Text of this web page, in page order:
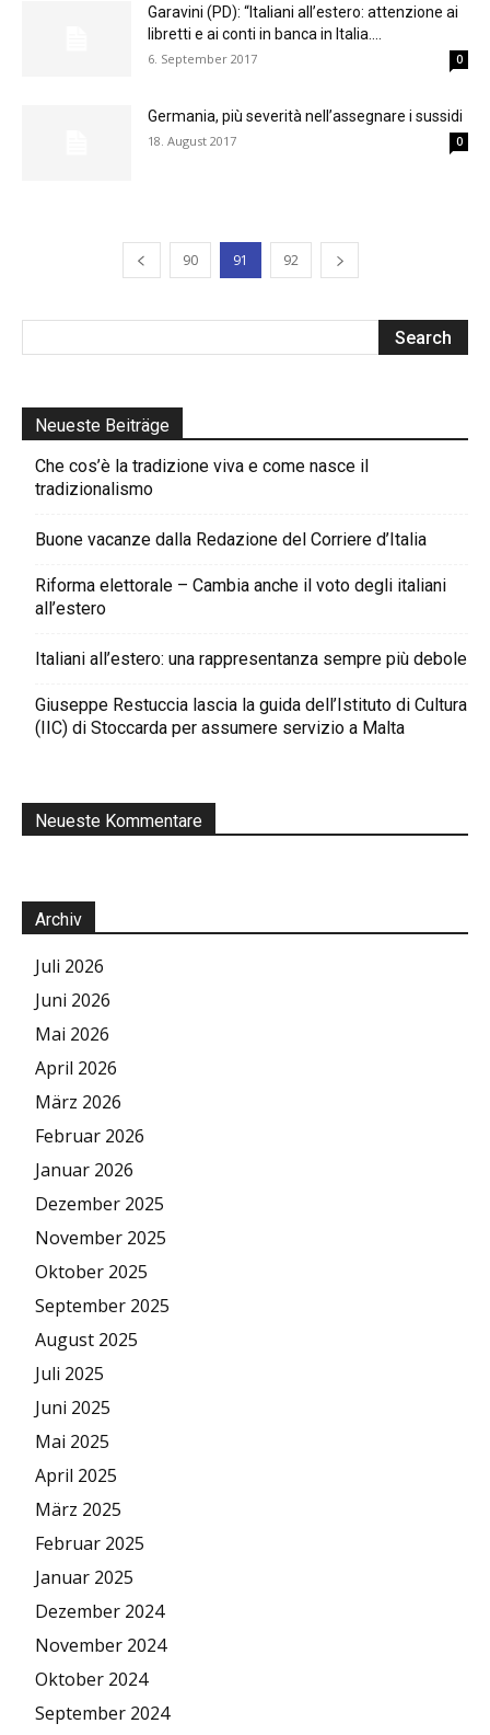
Garavini (PD): “Italiani all’estero: attenzione ai
libretti e ai conti in banca in Italia....
6. September 2017 0
Germania, più severità nell’assegnare i sussidi
18. August 2017 0
90 91 92
Neueste Beiträge
Che cos’è la tradizione viva e come nasce il
tradizionalismo
Buone vacanze dalla Redazione del Corriere d’Italia
Riforma elettorale – Cambia anche il voto degli italiani
all’estero
Italiani all’estero: una rappresentanza sempre più debole
Giuseppe Restuccia lascia la guida dell’Istituto di Cultura
(IIC) di Stoccarda per assumere servizio a Malta
Neueste Kommentare
Archiv
Juli 2026
Juni 2026
Mai 2026
April 2026
März 2026
Februar 2026
Januar 2026
Dezember 2025
November 2025
Oktober 2025
September 2025
August 2025
Juli 2025
Juni 2025
Mai 2025
April 2025
März 2025
Februar 2025
Januar 2025
Dezember 2024
November 2024
Oktober 2024
September 2024